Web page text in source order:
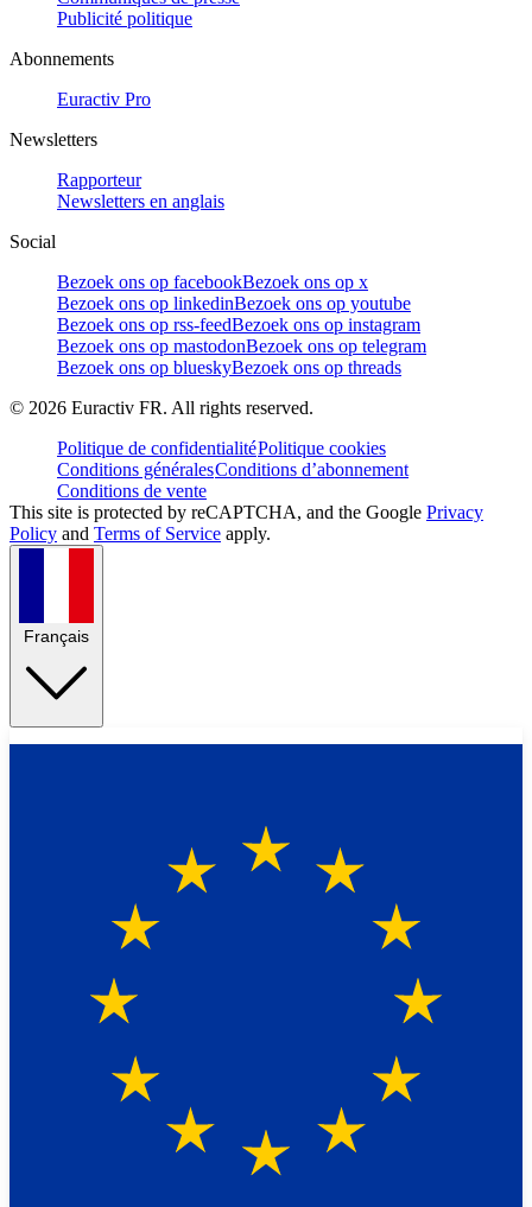
Publicité politique
Abonnements
Euractiv Pro
Newsletters
Rapporteur
Newsletters en anglais
Social
Bezoek ons op facebookBezoek ons op x
Bezoek ons op linkedinBezoek ons op youtube
Bezoek ons op rss-feedBezoek ons op instagram
Bezoek ons op mastodonBezoek ons op telegram
Bezoek ons op blueskyBezoek ons op threads
© 2026 Euractiv FR. All rights reserved.
Politique de confidentialitéPolitique cookies
Conditions généralesConditions d’abonnement
Conditions de vente
This site is protected by reCAPTCHA, and the Google Privacy
Policy and Terms of Service apply.
Français